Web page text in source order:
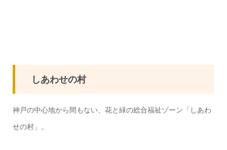
しあわせの村
神戸の中心地から間もない、花と緑の総合福祉ゾーン「しあわ
せの村」。